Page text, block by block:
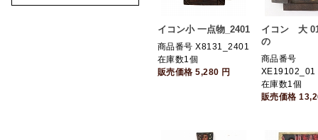
イコン小 一点物_2401
商品番号 X8131_2401
在庫数1個
販売価格5,280 円
イコン 大
の
商品番号
XE19102_01
在庫数1個
販売価格